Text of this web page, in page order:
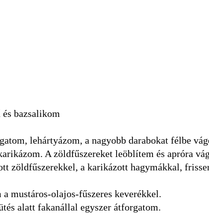
bazsalikom
lehártyázom, a nagyobb darabokat félbe
A zöldfűszereket leöblítem és apróra
zöldfűszerekkel, a karikázott hagymákkal,
mustáros-olajos-fűszeres keverékkel.
alatt fakanállal egyszer átforgatom.